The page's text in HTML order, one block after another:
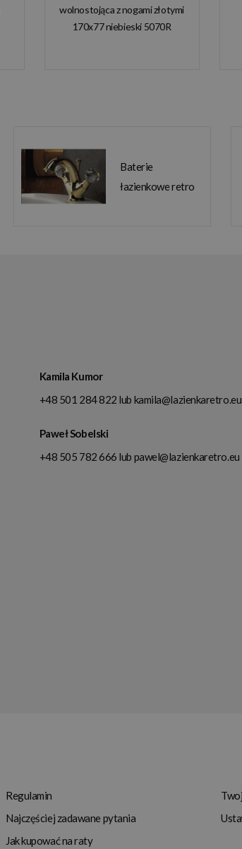
wolnostojąca z nogami złotymi
170x77 niebieski 5070R
Baterie
łazienkowe retro
Kamila Kumor
+48 501 284 822 lub kamila@lazienkaretro.eu
Paweł Sobelski
+48 505 782 666 lub pawel@lazienkaretro.eu
Regulamin
Najczęściej zadawane pytania
Jak kupować na raty